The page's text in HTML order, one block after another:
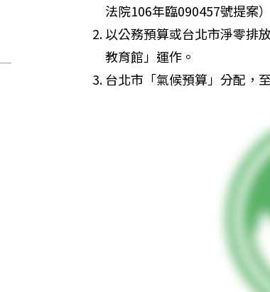
法院106年臨090457號提案
以公務預算或台北市淨零排
教育館」運作。
台北市「氣候預算」分配，